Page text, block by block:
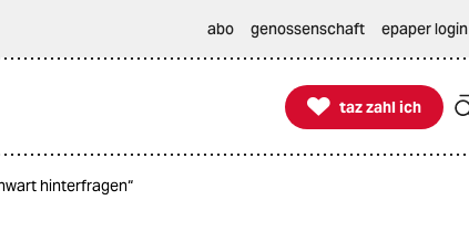
abo genossenschaft epaper login

taz zahl ich
taz zahl ich
hinterfragen“